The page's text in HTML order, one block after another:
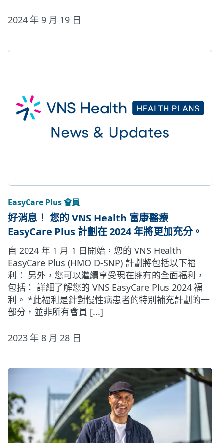
2024 年 9 月 19 日
EasyCare Plus 會員
好消息！ 您的 VNS Health 富康醫療
EasyCare Plus 計劃在 2024 年將更加充分。
自 2024 年 1 月 1 日開始，您的 VNS Health
EasyCare Plus (HMO D-SNP) 計劃將包括以下福
利： 另外，您可以繼續享受現在擁有的全面福利，
包括： 詳細了解您的 VNS EasyCare Plus 2024 福
利。 *此福利是針對慢性病患者的特別補充計劃的一
部分，並非所有會員 [...]
2023 年 8 月 28 日